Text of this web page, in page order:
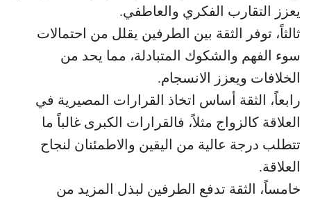
يعزز التقارب الفكري والعاطفي.
ثالثاً، توفر الثقة بين الطرفين يقلل من احتمالات
سوء الفهم والشكوك المتبادلة، مما يحد من
الخلافات ويعزز الانسجام.
رابعاً، الثقة أساس اتخاذ القرارات المصيرية في
العلاقة كالزواج مثلاً، فالقرارات الكبرى غالباً ما
تتطلب درجة عالية من اليقين والاطمئنان لنجاح
العلاقة.
خامساً، الثقة تدفع الطرفين لبذل المزيد من